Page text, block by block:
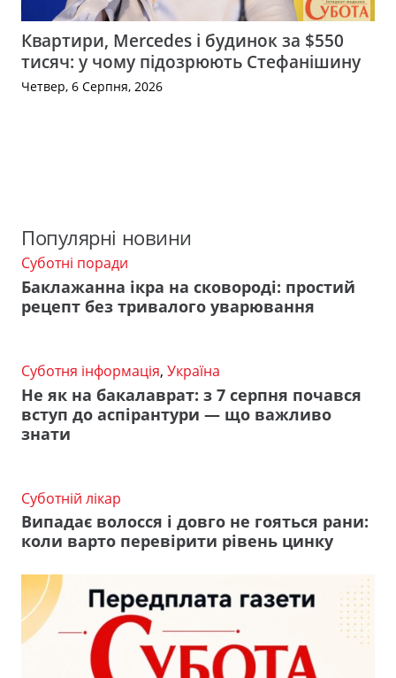
Квартири, Mercedes і будинок за $550
тисяч: у чому підозрюють Стефанішину
Четвер, 6 Серпня, 2026
Популярні новини
Суботні поради
Баклажанна ікра на сковороді: простий
рецепт без тривалого уварювання
Суботня інформація, Україна
Не як на бакалаврат: з 7 серпня почався
вступ до аспірантури — що важливо
знати
Суботній лікар
Випадає волосся і довго не гояться рани:
коли варто перевірити рівень цинку